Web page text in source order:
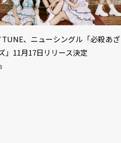
TUNE、ニューシングル「必殺あざ
」11月17日リリース決定